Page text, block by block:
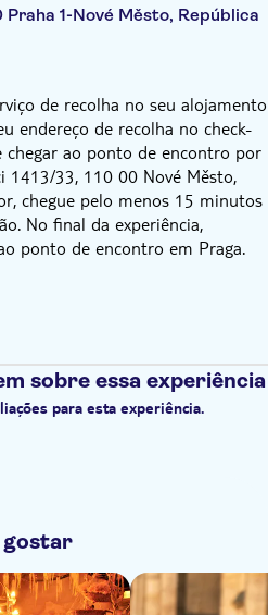
Praha 1-Nové Město, República
de recolha no seu alojamento
endereço de recolha no check-
chegar ao ponto de encontro por
1413/33, 110 00 Nové Město,
chegue pelo menos 15 minutos
No final da experiência,
ponto de encontro em Praga.
sobre essa experiência
para esta experiência.
gostar